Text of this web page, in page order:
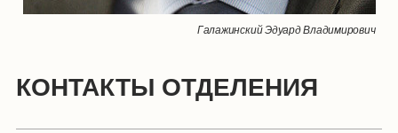
Галажинский Эдуард Владимирович
КОНТАКТЫ ОТДЕЛЕНИЯ